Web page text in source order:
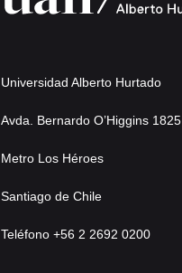
Universidad Alberto Hurtado
Avda. Bernardo O’Higgins 1825
Metro Los Héroes
Santiago de Chile
Teléfono +56 2 2692 0200